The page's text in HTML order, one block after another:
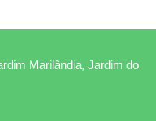
Marilândia, Jardim do